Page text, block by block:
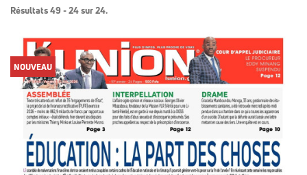
Résultats 49 - 24 sur 24.
NOUVEAU